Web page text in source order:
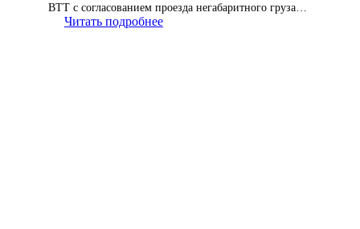
ВТТ с согласованием проезда негабаритного груза…
Читать подробнее